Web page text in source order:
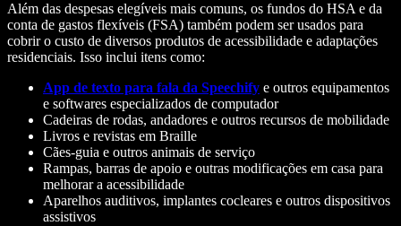
Além das despesas elegíveis mais comuns, os fundos do HSA e da
conta de gastos flexíveis (FSA) também podem ser usados para
cobrir o custo de diversos produtos de acessibilidade e adaptações
residenciais. Isso inclui itens como:
App de texto para fala da Speechify e outros equipamentos
e softwares especializados de computador
Cadeiras de rodas, andadores e outros recursos de mobilidade
Livros e revistas em Braille
Cães-guia e outros animais de serviço
Rampas, barras de apoio e outras modificações em casa para
melhorar a acessibilidade
Aparelhos auditivos, implantes cocleares e outros dispositivos
assistivos